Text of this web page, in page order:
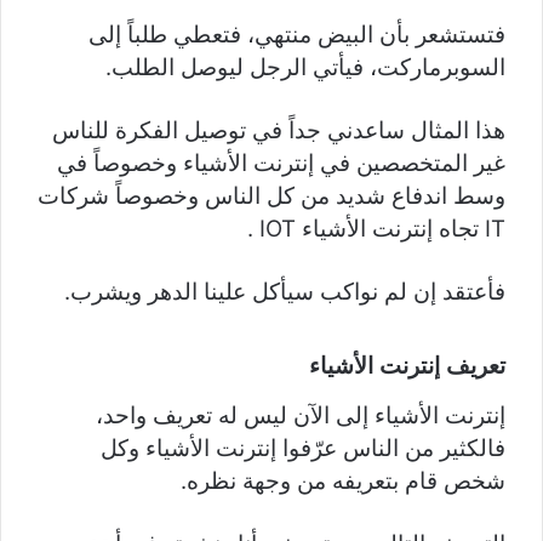
فتستشعر بأن البيض منتهي، فتعطي طلباً إلى
السوبرماركت، فيأتي الرجل ليوصل الطلب.
هذا المثال ساعدني جداً في توصيل الفكرة للناس
غير المتخصصين في إنترنت الأشياء وخصوصاً في
وسط اندفاع شديد من كل الناس وخصوصاً شركات
IT تجاه إنترنت الأشياء IOT .
فأعتقد إن لم نواكب سيأكل علينا الدهر ويشرب.
تعريف إنترنت الأشياء
إنترنت الأشياء إلى الآن ليس له تعريف واحد،
فالكثير من الناس عرّفوا إنترنت الأشياء وكل
شخص قام بتعريفه من وجهة نظره.